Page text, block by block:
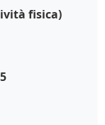
fisica)